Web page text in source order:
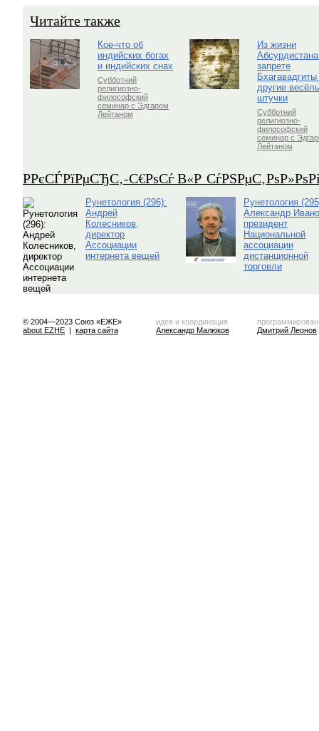
Читайте также
Кое-что об
индийских богах
и индийских снах
Субботний
религиозно-
философский
семинар с Эдгаром
Лейтаном
Из жизни
запрете
Бхагавадгиты
другие
штучки
Субботний
религиозно-
философский
семинар с
Лейтаном
Р­РєСЃРїРµСЂС‚-С€РѕСѓ В«Р
Рунетология (296):
Андрей
Колесников,
директор
Ассоциации
интернета вещей
Рунетология
Александр
президент
Национальной
ассоциации
дистанционной
торговли
© 2004—2023 Союз «ЕЖЕ»
about EZHE | карта сайта
идея и координация
Александр Малюков
Дмитрий Леонов